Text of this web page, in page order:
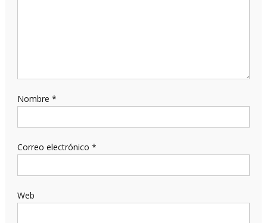
Nombre *
Correo electrónico *
Web